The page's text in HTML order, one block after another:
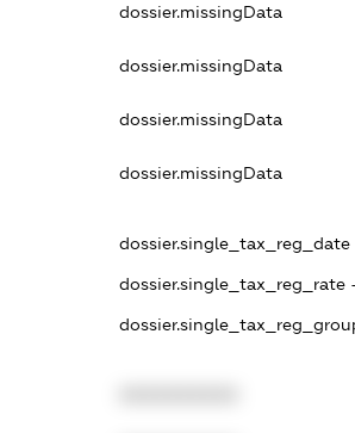
dossier.missingData
dossier.missingData
dossier.missingData
dossier.missingData
dossier.single_tax_reg_date
dossier.single_tax_reg_rate